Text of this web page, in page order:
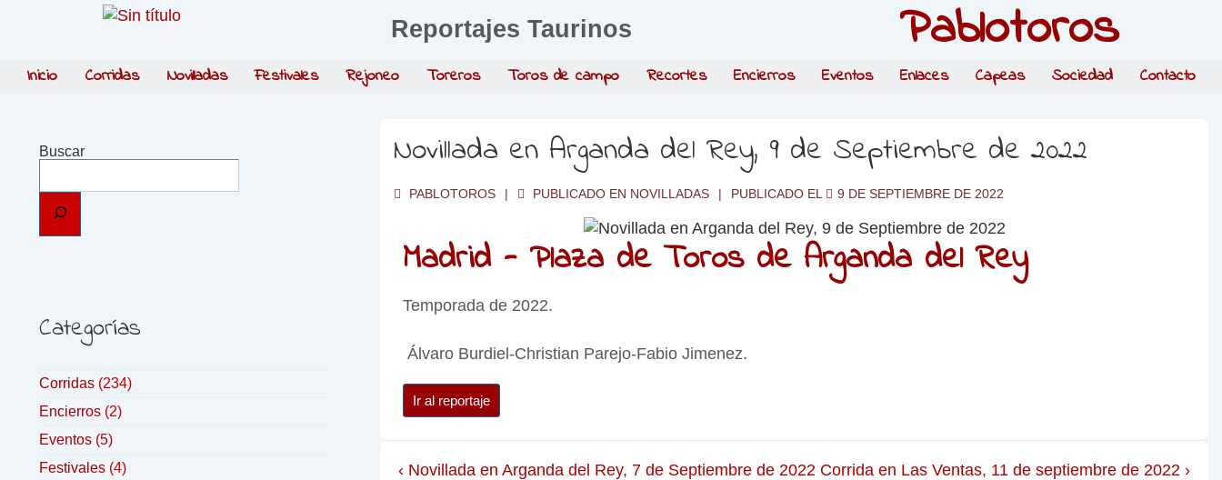
Reportajes Taurinos Pablotoros
Inicio Corridas Novilladas Festivales Rejoneo Toreros Toros de campo Recortes Encierros Eventos Enlaces Capeas Sociedad Contacto
Novillada en Arganda del Rey, 9 de Septiembre de 2022
PABLOTOROS PUBLICADO EN NOVILLADAS PUBLICADO EL 9 DE SEPTIEMBRE DE 2022
Madrid - Plaza de Toros de Arganda del Rey
Temporada de 2022.
Álvaro Burdiel-Christian Parejo-Fabio Jimenez.
Ir al reportaje
‹ Novillada en Arganda del Rey, 7 de Septiembre de 2022 Corrida en Las Ventas, 11 de septiembre de 2022 ›
Buscar
Categorías
Corridas (234)
Encierros (2)
Eventos (5)
Festivales (4)